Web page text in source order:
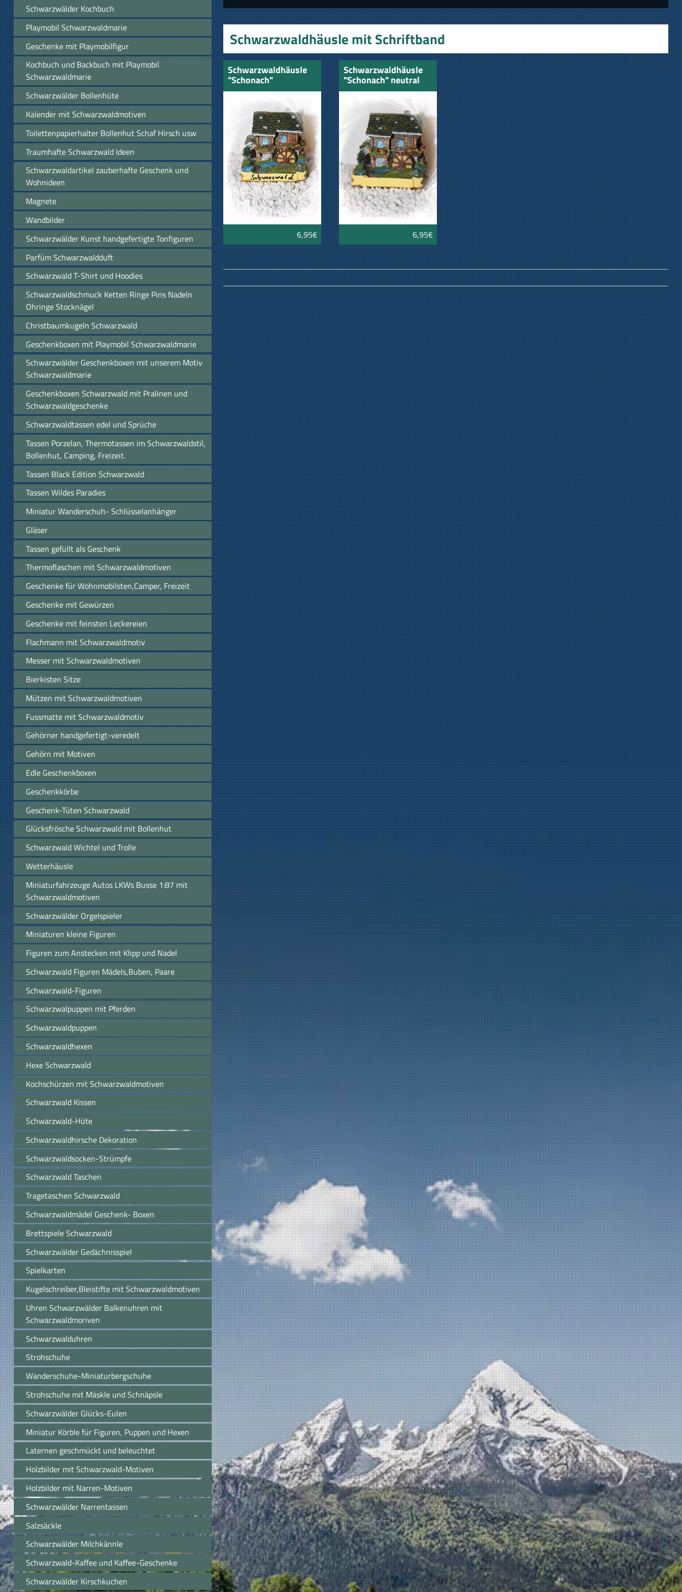
Schwarzwälder Kochbuch
Playmobil Schwarzwaldmarie
Geschenke mit Playmobilfigur
Kochbuch und Backbuch mit Playmobil
Schwarzwaldmarie
Schwarzwälder Bollenhüte
Kalender mit Schwarzwaldmotiven
Toilettenpapierhalter Bollenhut Schaf Hirsch usw
Traumhafte Schwarzwald Ideen
Schwarzwaldartikel zauberhafte Geschenk und
Wohnideen
Magnete
Wandbilder
Schwarzwälder Kunst handgefertigte Tonfiguren
Parfüm Schwarzwaldduft
Schwarzwald T-Shirt und Hoodies
Schwarzwaldschmuck Ketten Ringe Pins Nadeln
Ohringe Stocknägel
Christbaumkugeln Schwarzwald
Geschenkboxen mit Playmobil Schwarzwaldmarie
Schwarzwälder Geschenkboxen mit unserem Motiv
Schwarzwaldmarie
Geschenkboxen Schwarzwald mit Pralinen und
Schwarzwaldgeschenke
Schwarzwaldtassen edel und Sprüche
Tassen Porzelan, Thermotassen im Schwarzwaldstil,
Bollenhut, Camping, Freizeit.
Tassen Black Edition Schwarzwald
Tassen Wildes Paradies
Miniatur Wanderschuh- Schlüsselanhänger
Gläser
Tassen gefüllt als Geschenk
Thermoflaschen mit Schwarzwaldmotiven
Geschenke für Wohnmobilsten,Camper, Freizeit
Geschenke mit Gewürzen
Geschenke mit feinsten Leckereien
Flachmann mit Schwarzwaldmotiv
Messer mit Schwarzwaldmotiven
Bierkisten Sitze
Mützen mit Schwarzwaldmotiven
Fussmatte mit Schwarzwaldmotiv
Gehörner handgefertigt-veredelt
Gehörn mit Motiven
Edle Geschenkboxen
Geschenkkörbe
Geschenk-Tüten Schwarzwald
Glücksfrösche Schwarzwald mit Bollenhut
Schwarzwald Wichtel und Trolle
Wetterhäusle
Miniaturfahrzeuge Autos LKWs Busse 1:87 mit
Schwarzwaldmotiven
Schwarzwälder Orgelspieler
Miniaturen kleine Figuren
Figuren zum Anstecken mit Klipp und Nadel
Schwarzwald Figuren Mädels,Buben, Paare
Schwarzwald-Figuren
Schwarzwalpuppen mit Pferden
Schwarzwaldpuppen
Schwarzwaldhexen
Hexe Schwarzwald
Kochschürzen mit Schwarzwaldmotiven
Schwarzwald Kissen
Schwarzwald-Hüte
Schwarzwaldhirsche Dekoration
Schwarzwaldsocken-Strümpfe
Schwarzwald Taschen
Tragetaschen Schwarzwald
Schwarzwaldmädel Geschenk- Boxen
Brettspiele Schwarzwald
Schwarzwälder Gedächnisspiel
Spielkarten
Kugelschreiber,Bleistifte mit Schwarzwaldmotiven
Uhren Schwarzwälder Balkenuhren mit
Schwarzwaldmoriven
Schwarzwalduhren
Strohschuhe
Wanderschuhe-Miniaturbergschuhe
Strohschuhe mit Mäskle und Schnäpsle
Schwarzwälder Glücks-Eulen
Miniatur Körble für Figuren, Puppen und Hexen
Laternen geschmückt und beleuchtet
Holzbilder mit Schwarzwald-Motiven
Holzbilder mit Narren-Motiven
Schwarzwälder Narrentassen
Salzsäckle
Schwarzwälder Milchkännle
Schwarzwald-Kaffee und Kaffee-Geschenke
Schwarzwälder Kirschkuchen
Schwarzwaldhäusle mit Schriftband
Schwarzwaldhäusle
"Schonach"
6,95€
Schwarzwaldhäusle
"Schonach" neutral
6,95€